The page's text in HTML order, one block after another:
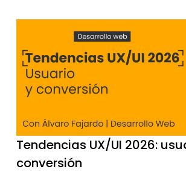
Tendencias UX/UI 2026:
conversión